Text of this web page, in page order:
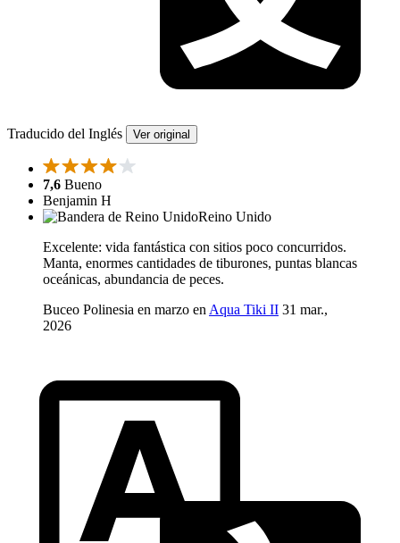
Traducido del Inglés Ver original
7,6 Bueno
Benjamin H
Reino Unido
Excelente: vida fantástica con sitios poco concurridos.
Manta, enormes cantidades de tiburones, puntas blancas
oceánicas, abundancia de peces.
Buceo Polinesia en marzo en Aqua Tiki II 31 mar.,
2026